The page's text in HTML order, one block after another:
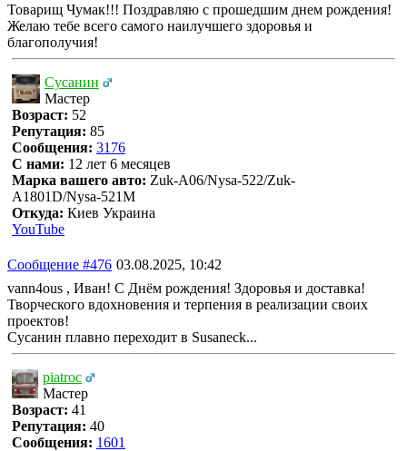
Товарищ Чумак!!! Поздравляю с прошедшим днем рождения!
Желаю тебе всего самого наилучшего здоровья и
благополучия!
Сусанин
Мастер
Возраст: 52
Репутация: 85
Сообщения: 3176
С нами: 12 лет 6 месяцев
Марка вашего авто: Zuk-A06/Nysa-522/Zuk-
A1801D/Nysa-521M
Откуда: Киев Украина
YouTube
Сообщение #476 03.08.2025, 10:42
vann4ous , Иван! С Днём рождения! Здоровья и доставка!
Творческого вдохновения и терпения в реализации своих
проектов!
Сусанин плавно переходит в Susaneck...
piatroc
Мастер
Возраст: 41
Репутация: 40
Сообщения: 1601